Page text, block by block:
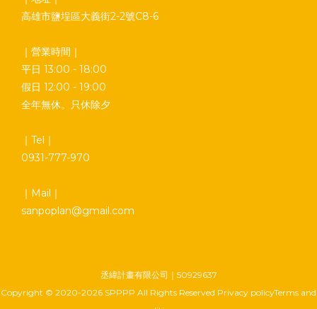
高雄市鹽埕區大義街2-2號C8-6
｜營業時間｜
平日 13:00 - 18:00
假日 12:00 - 19:00
全年無休。只休除夕
｜Tel｜
0931-777-970
｜Mail｜
sanpoplan@gmail.com
丞緯計畫有限公司｜50929637
Copyright © 2020-2026 SPPPP All Rights Reserved Privacy policyTerms and